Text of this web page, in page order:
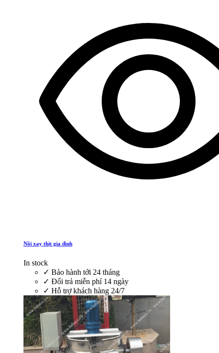
Nồi xay thịt gia đình
In stock
✓ Bảo hành tới 24 tháng
✓ Đổi trả miễn phí 14 ngày
✓ Hỗ trợ khách hàng 24/7